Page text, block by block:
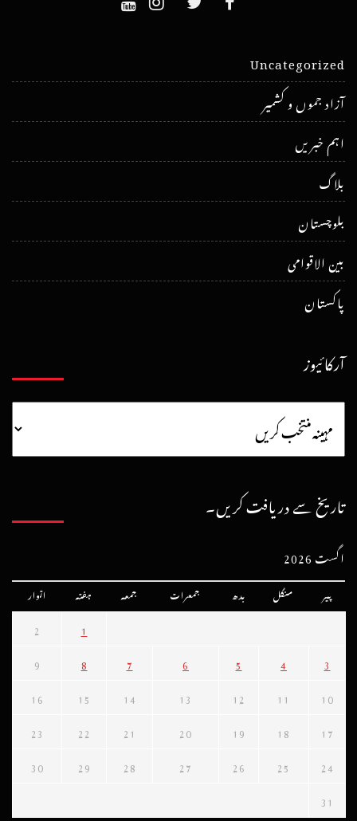
Uncategorized
آزاد جموں و کشمیر
اہم خبریں
بلاگ
بلوچستان
بین الاقوامی
پاکستان
آرکائیوز
تاریخ سے دریافت کریں۔
اگست 2026
پیر منگل بدھ جمعرات جمعہ ہفتہ اتوار
1
2
3
4
5
6
7
8
9
10
11
12
13
14
15
16
17
18
19
20
21
22
23
24
25
26
27
28
29
30
31